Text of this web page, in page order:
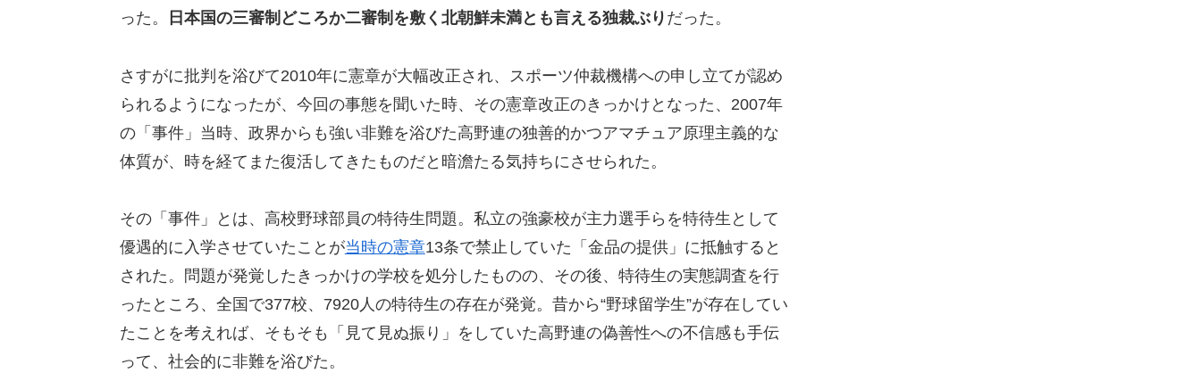
った。
日本国の三審制どころか二審制を敷く北朝鮮未満とも言える独裁ぶり だった。
さすがに批判を浴びて2010年に憲章が大幅改正され、スポーツ仲裁機構への申し立てが認め
られるようになったが、今回の事態を聞いた時、その憲章改正のきっかけとなった、2007年
の「事件」当時、政界からも強い非難を浴びた高野連の独善的かつアマチュア原理主義的な
体質が、時を経てまた復活してきたものだと暗澹たる気持ちにさせられた。
その「事件」とは、高校野球部員の特待生問題。私立の強豪校が主力選手らを特待生として
優遇的に入学させていたことが当時の憲章13条で禁止していた「金品の提供」に抵触すると
された。問題が発覚したきっかけの学校を処分したものの、その後、特待生の実態調査を行
ったところ、全国で377校、7920人の特待生の存在が発覚。昔から“野球留学生”が存在してい
たことを考えれば、そもそも「見て見ぬ振り」をしていた高野連の偽善性への不信感も手伝
って、社会的に非難を浴びた。